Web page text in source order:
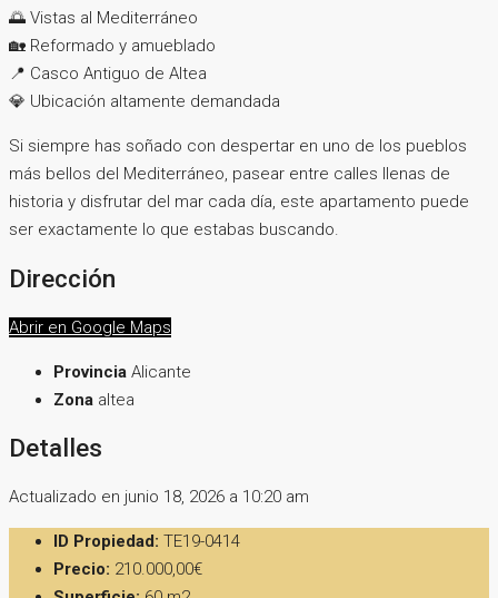
🌅 Vistas al Mediterráneo
🏡 Reformado y amueblado
📍 Casco Antiguo de Altea
💎 Ubicación altamente demandada
Si siempre has soñado con despertar en uno de los pueblos
más bellos del Mediterráneo, pasear entre calles llenas de
historia y disfrutar del mar cada día, este apartamento puede
ser exactamente lo que estabas buscando.
Dirección
Abrir en Google Maps
Provincia Alicante
Zona altea
Detalles
Actualizado en junio 18, 2026 a 10:20 am
ID Propiedad: TE19-0414
Precio: 210.000,00€